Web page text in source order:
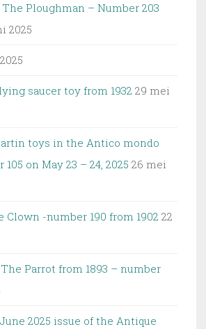
Ploughman – Number 203
2025
saucer toy from 1932 29 mei
toys in the Antico mondo
on May 23 – 24, 2025 26 mei
Clown -number 190 from 1902 22
Parrot from 1893 – number
2025 issue of the Antique